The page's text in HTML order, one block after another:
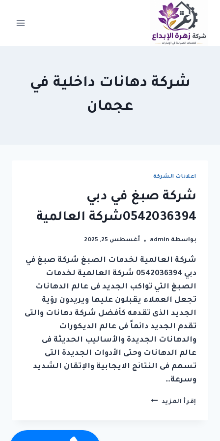
التجاوز
المحتوى
شركة دهانات داخلية في
عجمان
اعلانات الشركة
شركة صبغ في دبي
0542036394شركة العالمية
بواسطة admin أغسطس 25, 2025
شركة العالمية لخدمات الصبغ شركة صبغ في
دبي 0542036394 شركة العالمية لخدمات
الصبغ التي تواكب الجديد فى عالم الدهانات
تجعل العملاء يقبلون عليها ويريدون رؤية
الجديد الذى تقدمه كأفضل شركة دهانات والتى
تقدم الجديد دائماً فى عالم الديكورات
والدهانات الجديدة والأساليب الحديثة فى
عالم الدهانات وحتى الأدوات الجديدة التى
تسهم فى النتائج الايجابية والإتقان الشديد
وسرعة…
إقرأ المزيد شركة